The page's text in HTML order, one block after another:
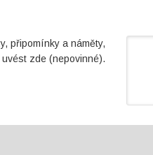
připomínky a náměty,
uvést zde (nepovinné).